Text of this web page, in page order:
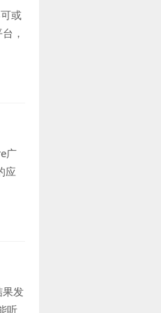
或
，
广
应
果发
听